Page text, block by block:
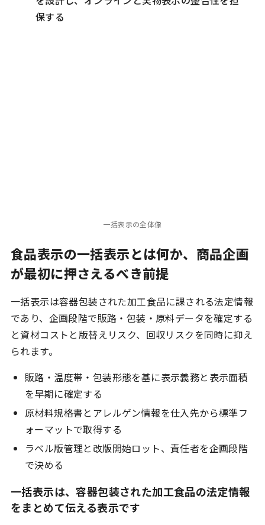
保する
一括表示の全体像
食品表示の一括表示とは何か、商品企画
が最初に押さえるべき前提
一括表示は容器包装された加工食品に課される法定情報
であり、企画段階で販路・包装・原料データを確定する
と資材コストと版替えリスク、回収リスクを同時に抑え
られます。
販路・温度帯・包装形態を基に表示義務と表示面積
を早期に確定する
原材料規格書とアレルゲン情報を仕入先から標準フ
ォーマットで取得する
ラベル版管理と改版開始ロット、責任者を企画段階
で決める
一括表示は、容器包装された加工食品の法定情報
をまとめて伝える表示です